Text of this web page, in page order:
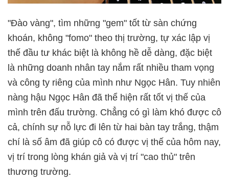
"Đào vàng", tìm những "gem" tốt từ sàn chứng
khoán, không "fomo" theo thị trường, tự xác lập vị
thế đầu tư khác biệt là không hề dễ dàng, đặc biệt
là những doanh nhân tay nắm rất nhiều tham vọng
và công ty riêng của mình như Ngọc Hân. Tuy nhiên
nàng hậu Ngọc Hân đã thể hiện rất tốt vị thế của
mình trên đấu trường. Chẳng có gì làm khó được cô
cả, chính sự nỗ lực đi lên từ hai bàn tay trắng, thậm
chí là số âm đã giúp cô có được vị thế của hôm nay,
vị trí trong lòng khán giả và vị trí "cao thủ" trên
thương trường.